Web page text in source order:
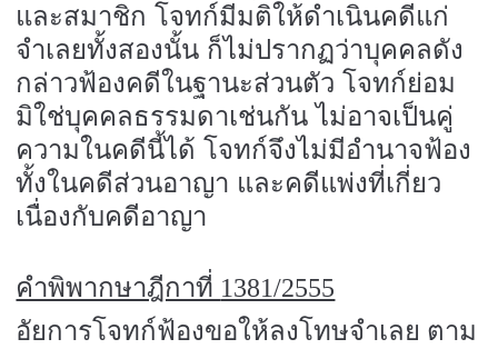
และสมาชิก โจทก์มีมติให้ดำเนินคดีแก่
จำเลยทั้งสองนั้น ก็ไม่ปรากฏว่าบุคคลดัง
กล่าวฟ้องคดีในฐานะส่วนตัว โจทก์ย่อม
มิใช่บุคคลธรรมดาเช่นกัน ไม่อาจเป็นคู่
ความในคดีนี้ได้ โจทก์จึงไม่มีอำนาจฟ้อง
ทั้งในคดีส่วนอาญา และคดีแพ่งที่เกี่ยว
เนื่องกับคดีอาญา
คำพิพากษาฎีกาที่ 1381/2555
อัยการโจทก์ฟ้องขอให้ลงโทษจำเลย ตาม